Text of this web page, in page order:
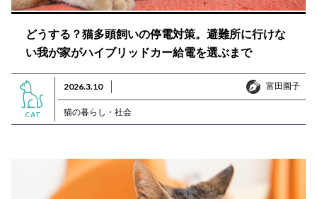
どうする？猫多頭飼いの停電対策。避難所に行けな
い我が家がハイブリッドカー給電を選ぶまで
CAT
2026.3.10 富田園子
富田園子
猫の暮らし・社会